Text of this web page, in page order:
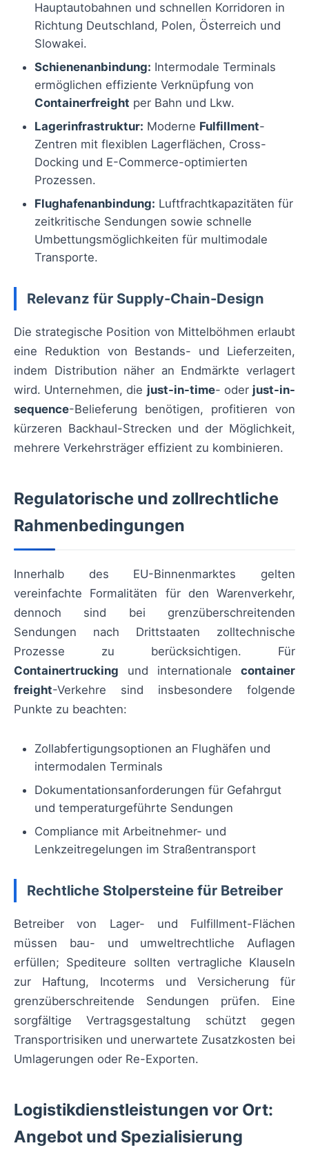
Hauptautobahnen und schnellen Korridoren in
Richtung Deutschland, Polen, Österreich und
Slowakei.
Schienenanbindung: Intermodale Terminals
ermöglichen effiziente Verknüpfung von
Containerfreight per Bahn und Lkw.
Lagerinfrastruktur: Moderne Fulfillment-
Zentren mit flexiblen Lagerflächen, Cross-
Docking und E-Commerce-optimierten
Prozessen.
Flughafenanbindung: Luftfrachtkapazitäten für
zeitkritische Sendungen sowie schnelle
Umbettungsmöglichkeiten für multimodale
Transporte.
Relevanz für Supply-Chain-Design
Die strategische Position von Mittelböhmen erlaubt
eine Reduktion von Bestands- und Lieferzeiten,
indem Distribution näher an Endmärkte verlagert
wird. Unternehmen, die just-in-time- oder just-in-
sequence-Belieferung benötigen, profitieren von
kürzeren Backhaul-Strecken und der Möglichkeit,
mehrere Verkehrsträger effizient zu kombinieren.
Regulatorische und zollrechtliche
Rahmenbedingungen
Innerhalb des EU-Binnenmarktes gelten
vereinfachte Formalitäten für den Warenverkehr,
dennoch sind bei grenzüberschreitenden
Sendungen nach Drittstaaten zolltechnische
Prozesse zu berücksichtigen. Für
Containertrucking und internationale container
freight-Verkehre sind insbesondere folgende
Punkte zu beachten:
Zollabfertigungsoptionen an Flughäfen und
intermodalen Terminals
Dokumentationsanforderungen für Gefahrgut
und temperaturgeführte Sendungen
Compliance mit Arbeitnehmer- und
Lenkzeitregelungen im Straßentransport
Rechtliche Stolpersteine für Betreiber
Betreiber von Lager- und Fulfillment-Flächen
müssen bau- und umweltrechtliche Auflagen
erfüllen; Spediteure sollten vertragliche Klauseln
zur Haftung, Incoterms und Versicherung für
grenzüberschreitende Sendungen prüfen. Eine
sorgfältige Vertragsgestaltung schützt gegen
Transportrisiken und unerwartete Zusatzkosten bei
Umlagerungen oder Re-Exporten.
Logistikdienstleistungen vor Ort:
Angebot und Spezialisierung